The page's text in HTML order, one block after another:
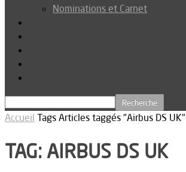
Nominations et Carnet
Accueil Tags Articles taggés "Airbus DS UK"
TAG: AIRBUS DS UK